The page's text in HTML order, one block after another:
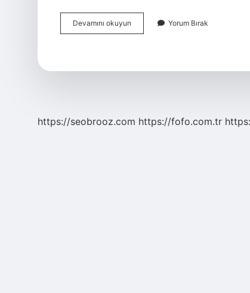
Devamını okuyun
Hangi
Yorum Bırak
https://seobrooz.com https://fofo.com.tr